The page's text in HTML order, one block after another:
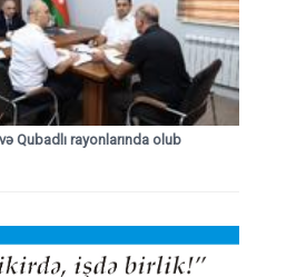
Qubadlı rayonlarında olub